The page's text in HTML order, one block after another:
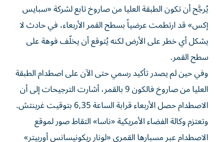
يُرجَّح أن تكون الطبقة العليا من صاروخ تابع لشركة «سبايس
إكس» قد ارتطمت عرضياً بسطح القمر الأربعاء، في حادث لا
يشكل أي خطر على الأرض لكنه يُتوقع أن يخلّف فوهة على
سطح القمر.
وفي حين لم يصدر تأكيد رسمي حتى الآن على اصطدام الطبقة
العليا من صاروخ فالكون 9 بالقمر، أشارت الترجيحات إلى أن
الاصطدام حصل الأربعاء قرابة الساعة 6,35 بتوقيت غرينتش.
وتعتزم وكالة الفضاء الأمريكية «ناسا» التقاط صور لموقع
الاصطدام عبر مسبارها القمري «لونار ريكونيسانس أوربيتر»